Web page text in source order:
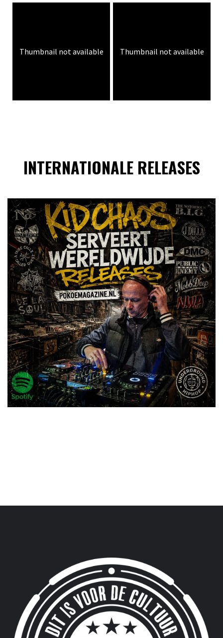
Thumbnail not available Thumbnail not available
INTERNATIONALE RELEASES